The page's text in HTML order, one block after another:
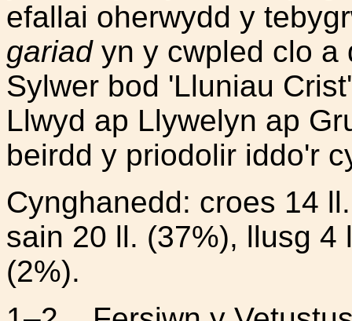
efallai oherwydd y
gariadyn y cwpled clo a
Sylwer bod 'Lluniau
Llwyd ap Llywelyn ap
beirdd y priodolir iddo'r
Cynghanedd: croes 14
sain 20 ll. (37%), llusg 4
(2%).